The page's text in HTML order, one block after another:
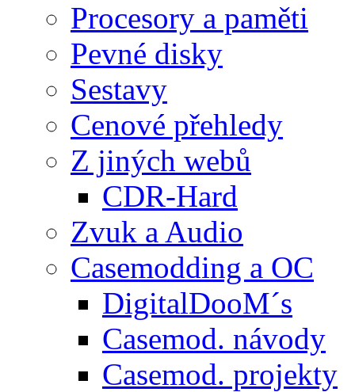
Procesory a paměti
Pevné disky
Sestavy
Cenové přehledy
Z jiných webů
CDR-Hard
Zvuk a Audio
Casemodding a OC
DigitalDooM´s
Casemod. návody
Casemod. projekty